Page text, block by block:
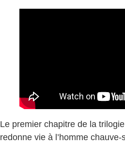
Le premier chapitre de la
redonne vie à l’homme